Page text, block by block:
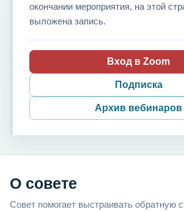
окончании мероприятия, на этой
выложена запись.
Вход в Zoom
Подписка
Архив вебинаров
О совете
Совет помогает выстраивать обратную